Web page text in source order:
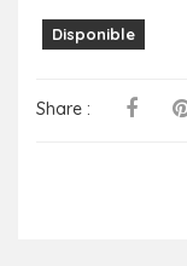
Disponible
Share :